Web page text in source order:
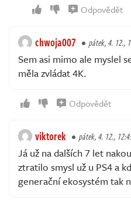
Odpovědět
chwoja007 pátek, 4. 12.,
Sem asi mimo ale myslel
měla zvládat 4K.
Odpovědět
viktorek pátek, 4. 12.,
Já už na dalších 7 let
ztratilo smysl už u PS4 a
generační ekosystém tak